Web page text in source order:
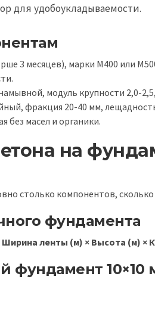
для удобоукладываемости.
3 месяцев), марки М400 или
модуль крупности 2,0-
фракция 20-40 мм,
без масел и органики.
на
столько компонентов,
фундамента
ленты (м) × Высота (м) ×
фундамент 10×10